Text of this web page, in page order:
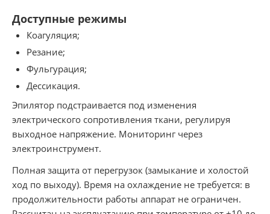
Доступные режимы
Коагуляция;
Резание;
Фульгурация;
Дессикация.
Эпилятор подстраивается под изменения
электрического сопротивления ткани, регулируя
выходное напряжение. Мониторинг через
электроинструмент.
Полная защита от перегрузок (замыкание и холостой
ход по выходу). Время на охлаждение не требуется: в
продолжительности работы аппарат не ограничен.